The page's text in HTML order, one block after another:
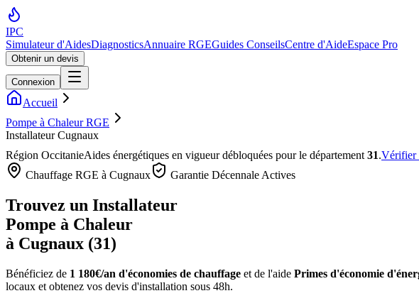
IPC
Simulateur d'AidesDiagnosticsAnnuaire RGEGuides ConseilsCentre d'AideEspace Pro
Obtenir un devis
Connexion
Accueil
Pompe à Chaleur RGE
Installateur Cugnaux
Région OccitanieAides énergétiques en vigueur débloquées pour le département 31.Vérifier
Chauffage RGE à Cugnaux Garantie Décennale Actives
Trouvez un Installateur
Pompe à Chaleur
à Cugnaux (31)
Bénéficiez de 1 180€/an d'économies de chauffage et de l'aide Primes d'économie
locaux et obtenez vos devis d'installation sous 48h.